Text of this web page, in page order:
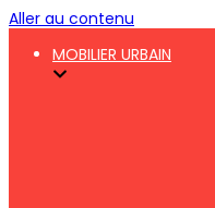
Aller au contenu
MOBILIER URBAIN